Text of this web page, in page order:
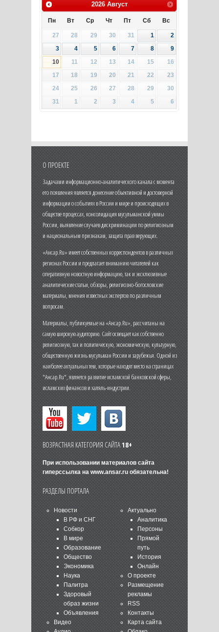
2026 Август
Пн Вт Ср Чт Пт Сб Вс
27 28 29 30 31 1
2
3
4 5 6 7 8
9
10
11 12 13 14 15
16
17
18 19 20 21 22
23
24
25 26 27 28 29
30
31
1 2 3 4 5 6
О ПРОЕКТЕ
Задачами информационно-аналитического канала с момента
его появления является донесение объективной и достоверной
информации о событиях в России и мире и происходящих в
обществе процессах, консолидация мусульманской уммы
России, выявление случаев дискриминации по религиозным
и национальным признакам, защита прав верующих.
«Ансар.Ru» имеет собственных корреспондентов в различных
регионах России и предлагает вниманию читателей как
оперативную новостную информацию, так и эксклюзивные
аналитические статьи, обзоры, религиозно-богословские
материалы, мнения известных экспертов по различным
вопросам.
Материалы, публикуемые на «Ансар.Ru», рассчитаны на
самую широкую аудиторию. Сайт освещает как собственно
религиозную, так и политическую, экономическую, культурную,
общественную жизнь мусульман России и зарубежья. Одной из
наиболее актуальных тем, которые находят место на страницах
"Ансар.Ru", является развитие исламской банковской сферы,
исламских финансов и халяль-индустрии.
ВОЗРАСТНАЯ КАТЕГОРИЯ САЙТА18+
При использовании материалов сайта
гиперссылка на www.ansar.ruобязательна!
РАЗДЕЛЫ ПОРТАЛА
Новости
В РФ и СНГ
Собкор
В мире
Образование
Общество
Экономика
Наука
Палитра
Здоровый
образ жизни
Объявления
Видео
Актуально
Аналитика
Персоны
Прямой
путь
История
Онлайн
О проекте
Размещение
рекламы
RSS
Контакты
Карта сайта